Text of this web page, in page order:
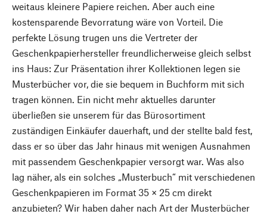
weitaus kleinere Papiere reichen. Aber auch eine
kostensparende Bevorratung wäre von Vorteil. Die
perfekte Lösung trugen uns die Vertreter der
Geschenkpapierhersteller freundlicherweise gleich selbst
ins Haus: Zur Präsentation ihrer Kollektionen legen sie
Musterbücher vor, die sie bequem in Buchform mit sich
tragen können. Ein nicht mehr aktuelles darunter
überließen sie unserem für das Bürosortiment
zuständigen Einkäufer dauerhaft, und der stellte bald fest,
dass er so über das Jahr hinaus mit wenigen Ausnahmen
mit passendem Geschenkpapier versorgt war. Was also
lag näher, als ein solches „Musterbuch“ mit verschiedenen
Geschenkpapieren im Format 35 × 25 cm direkt
anzubieten? Wir haben daher nach Art der Musterbücher